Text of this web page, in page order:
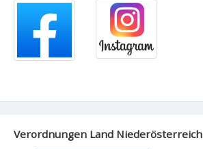
Verordnungen Land Niederösterreich